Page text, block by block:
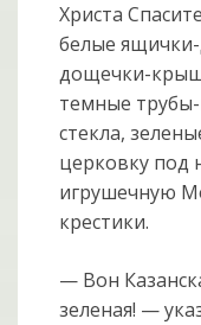
Христа
белые
дощечки-
темные
стекла,
церковку под
игрушечную
крестики.
— Вон
зеленая! —